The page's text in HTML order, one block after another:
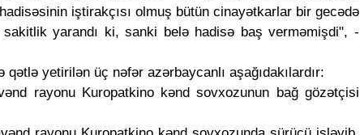
iştirakçısı olmuş bütün cinayətkarlar bir gecədə
yarandı ki, sanki belə hadisə baş verməmişdi", -
yetirilən üç nəfər azərbaycanlı aşağıdakılardır:
rayonu Kuropatkino kənd sovxozunun bağ gözətçisi
tamAzərbaycan Ermənistana 434 min